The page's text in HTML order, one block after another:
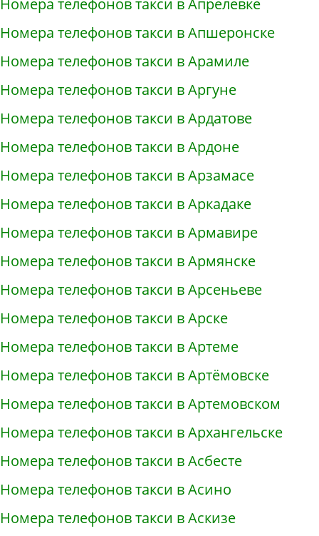
Номера телефонов такси в Апрелевке
Номера телефонов такси в Апшеронске
Номера телефонов такси в Арамиле
Номера телефонов такси в Аргуне
Номера телефонов такси в Ардатове
Номера телефонов такси в Ардоне
Номера телефонов такси в Арзамасе
Номера телефонов такси в Аркадаке
Номера телефонов такси в Армавире
Номера телефонов такси в Армянске
Номера телефонов такси в Арсеньеве
Номера телефонов такси в Арске
Номера телефонов такси в Артеме
Номера телефонов такси в Артёмовске
Номера телефонов такси в Артемовском
Номера телефонов такси в Архангельске
Номера телефонов такси в Асбесте
Номера телефонов такси в Асино
Номера телефонов такси в Аскизе